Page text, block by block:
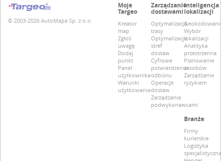
© 2003-2026 AutoMapa Sp. z o.o.
Moje
Targeo
Kreator
map
Zgłoś
uwagę
Dodaj
punkt
Panel
użytkownika
Warunki
użytkowania
Zarządzanie
dostawami
Optymalizacja
trasy
Optymalizacja
stref
dostaw
Cyfrowe
potwierdzenie
odbioru
Operacje
dostaw
Zarządzanie
podwykonawcami
Inteligencja
lokalizacji
Wybór
lokalizacji
Analityka
przestrzenna
Planowanie
zasobów
Zarządzanie
ryzykiem
Branże
Firmy
kurierskie
Logistyka
specjalistyczna